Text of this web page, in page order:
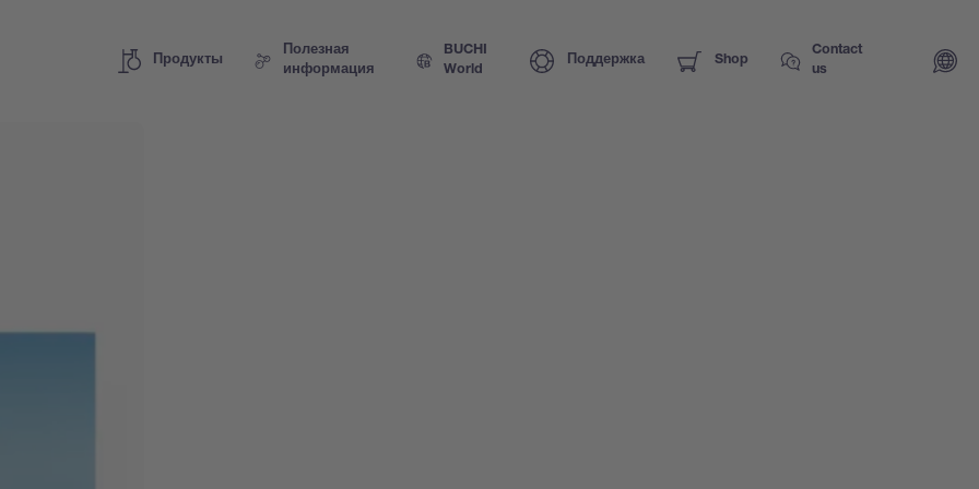
Продукты
Полезная
информация
BUCHI
World
Поддержка Shop
Contact
us